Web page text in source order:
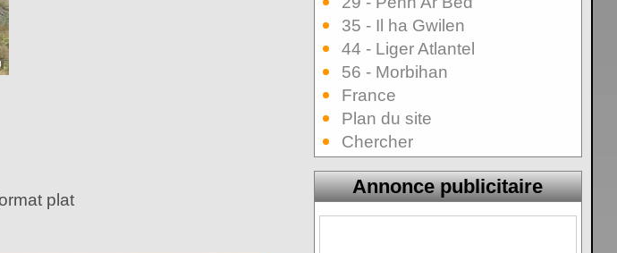
plat
35 - Il ha Gwilen
44 - Liger Atlantel
56 - Morbihan
France
Plan du site
Chercher
Annonce publicitaire